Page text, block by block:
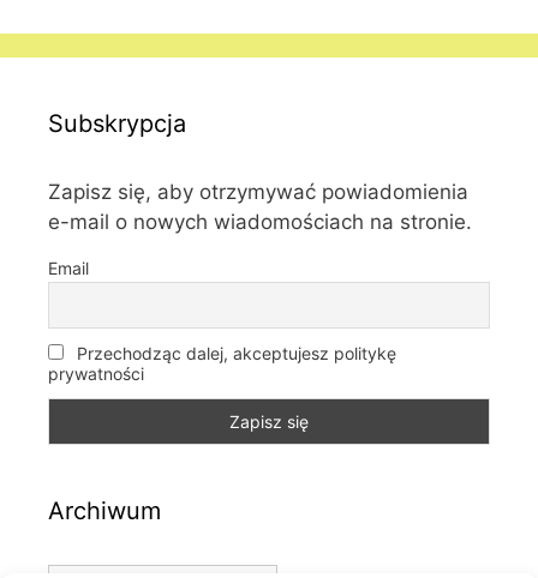
Subskrypcja
Zapisz się, aby otrzymywać powiadomienia
e-mail o nowych wiadomościach na stronie.
Email
Przechodząc dalej, akceptujesz politykę
prywatności
Archiwum